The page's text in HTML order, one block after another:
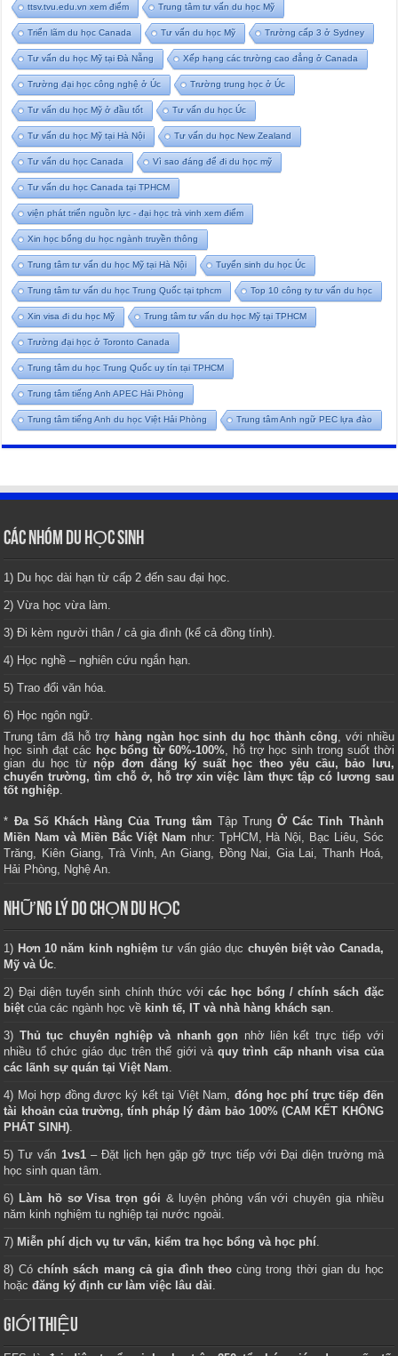
ttsv.tvu.edu.vn xem điểm Trung tâm tư vấn du học Mỹ
Triển lãm du học Canada Tư vấn du học Mỹ Trường cấp 3 ở Sydney
Tư vấn du học Mỹ tại Đà Nẵng Xếp hạng các trường cao đẳng ở Canada
Trường đại học công nghệ ở Úc Trường trung học ở Úc
Tư vấn du học Mỹ ở đầu tốt Tư vấn du học Úc
Tư vấn du học Mỹ tại Hà Nội Tư vấn du học New Zealand
Tư vấn du học Canada Vì sao đáng để đi du học mỹ
Tư vấn du học Canada tại TPHCM
viện phát triển nguồn lực - đại học trà vinh xem điểm
Xin học bổng du học ngành truyền thông
Trung tâm tư vấn du học Mỹ tại Hà Nội Tuyển sinh du học Úc
Trung tâm tư vấn du học Trung Quốc tại tphcm Top 10 công ty tư vấn du học
Xin visa đi du học Mỹ Trung tâm tư vấn du học Mỹ tại TPHCM
Trường đại học ở Toronto Canada
Trung tâm du học Trung Quốc uy tín tại TPHCM
Trung tâm tiếng Anh APEC Hải Phòng
Trung tâm tiếng Anh du học Việt Hải Phòng Trung tâm Anh ngữ PEC lựa đào
CÁC NHÓM DU HỌC SINH
1) Du học dài hạn từ cấp 2 đến sau đại học.
2) Vừa học vừa làm.
3) Đi kèm người thân / cả gia đình (kể cả đồng tính).
4) Học nghề – nghiên cứu ngắn hạn.
5) Trao đổi văn hóa.
6) Học ngôn ngữ.
Trung tâm đã hỗ trợ hàng ngàn học sinh du học thành công, với nhiều
học sinh đạt các học bổng từ 60%-100%, hỗ trợ học sinh trong suốt thời
gian du học từ nộp đơn đăng ký suất học theo yêu cầu, bảo lưu,
chuyển trường, tìm chỗ ở, hỗ trợ xin việc làm thực tập có lương sau
tốt nghiệp.
* Đa Số Khách Hàng Của Trung tâm Tập TrungỞ Các Tỉnh Thành
Miền Nam và Miền Bắc Việt Nam như: TpHCM, Hà Nội, Bạc Liêu, Sóc
Trăng, Kiên Giang, Trà Vinh, An Giang, Đồng Nai, Gia Lai, Thanh Hoá,
Hải Phòng, Nghệ An.
NHỮNG LÝ DO CHỌN DU HỌC
1) Hơn 10 năm kinh nghiệm tư vấn giáo dục chuyên biệt vào Canada,
Mỹ và Úc.
2) Đại diện tuyển sinh chính thức vớicác học bổng / chính sách đặc
biệt của các ngành học về kinh tế, IT và nhà hàng khách sạn.
3) Thủ tục chuyên nghiệp và nhanh gọn nhờ liên kết trực tiếp với
nhiều tổ chức giáo dục trên thế giới vàquy trình cấp nhanh visa của
các lãnh sự quán tại Việt Nam.
4) Mọi hợp đồng được ký kết tại Việt Nam, đóng học phí trực tiếp đến
tài khoản của trường, tính pháp lý đảm bảo 100% (CAM KẾT KHÔNG
PHÁT SINH).
5) Tư vấn 1vs1– Đặt lịch hẹn gặp gỡ trực tiếp với Đại diện trường mà
học sinh quan tâm.
6) Làm hồ sơ Visa trọn gói & luyện phỏng vấn với chuyên gia nhiều
năm kinh nghiệm tu nghiệp tại nước ngoài.
7) Miễn phí dịch vụ tư vấn, kiểm tra học bổng và học phí.
8) Cóchính sách mang cả gia đình theocùng trong thời gian du học
hoặcđăng ký định cư làm việc lâu dài.
GIỚI THIỆU